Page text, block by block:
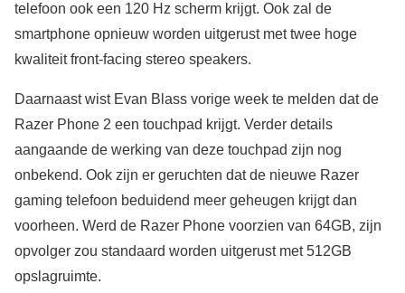
telefoon ook een 120 Hz scherm krijgt. Ook zal de
smartphone opnieuw worden uitgerust met twee hoge
kwaliteit front-facing stereo speakers.
Daarnaast wist Evan Blass vorige week te melden dat de
Razer Phone 2 een touchpad krijgt. Verder details
aangaande de werking van deze touchpad zijn nog
onbekend. Ook zijn er geruchten dat de nieuwe Razer
gaming telefoon beduidend meer geheugen krijgt dan
voorheen. Werd de Razer Phone voorzien van 64GB, zijn
opvolger zou standaard worden uitgerust met 512GB
opslagruimte.